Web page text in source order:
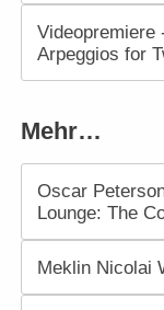
Videopremiere
Arpeggios for
Mehr…
Oscar
Lounge: The
Meklin Nicolai